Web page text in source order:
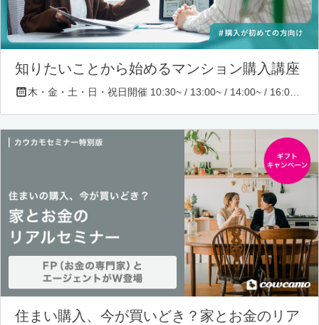
知りたいことから始めるマンション購入講座
住まい購入、今が買いどき？家とお金のリア